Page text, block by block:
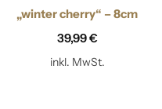
„winter cherry“ – 8cm
39,99€
inkl. MwSt.